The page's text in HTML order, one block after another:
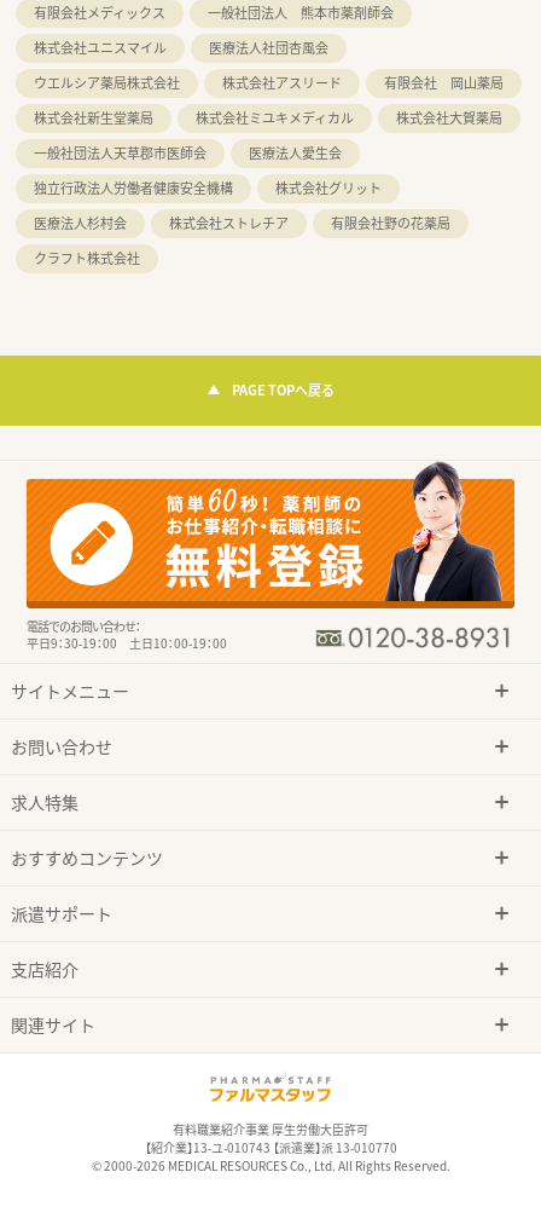
有限会社メディックス
一般社団法人 熊本市薬剤師会
株式会社ユニスマイル
医療法人社団杏風会
ウエルシア薬局株式会社
株式会社アスリード
有限会社 岡山薬局
株式会社新生堂薬局
株式会社ミユキメディカル
株式会社大賀薬局
一般社団法人天草郡市医師会
医療法人愛生会
独立行政法人労働者健康安全機構
株式会社グリット
医療法人杉村会
株式会社ストレチア
有限会社野の花薬局
クラフト株式会社
PAGE TOPへ戻る
電話でのお問い合わせ：
平日9：30-19：00 土日10：00-19：00
サイトメニュー
お問い合わせ
求人特集
おすすめコンテンツ
派遣サポート
支店紹介
関連サイト
有料職業紹介事業 厚生労働大臣許可
【紹介業】13-ユ-010743 【派遣業】派 13-010770
© 2000-2026 MEDICAL RESOURCES Co., Ltd. All Rights Reserved.